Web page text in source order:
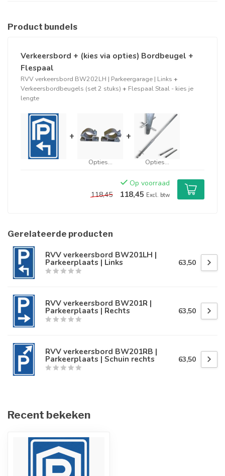
Product bundels
Verkeersbord + (kies via opties) Bordbeugel +
Flespaal
RVV verkeersbord BW202LH | Parkeergarage | Links +
Verkeersbordbeugels (set 2 stuks) + Flespaal Staal - kies je
lengte
+
Opties...
+
Opties...
Op voorraad
118,45
118,45 Excl. btw
Gerelateerde producten
RVV verkeersbord BW201LH |
Parkeerplaats | Links 63,50
RVV verkeersbord BW201R |
Parkeerplaats | Rechts 63,50
RVV verkeersbord BW201RB |
Parkeerplaats | Schuin rechts 63,50
Recent bekeken